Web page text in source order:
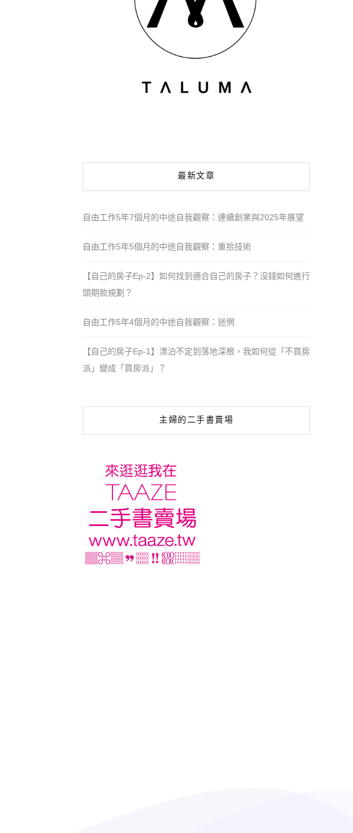
最新文章
自由工作5年7個月的中途自我觀察：連續創業與2025年展望
自由工作5年5個月的中途自我觀察：重拾技術
【自己的房子Ep-2】如何找到適合自己的房子？沒錢如何進行
頭期款規劃？
自由工作5年4個月的中途自我觀察：迷惘
【自己的房子Ep-1】漂泊不定到落地深根，我如何從「不買房
派」變成「買房派」？
主婦的二手書賣場